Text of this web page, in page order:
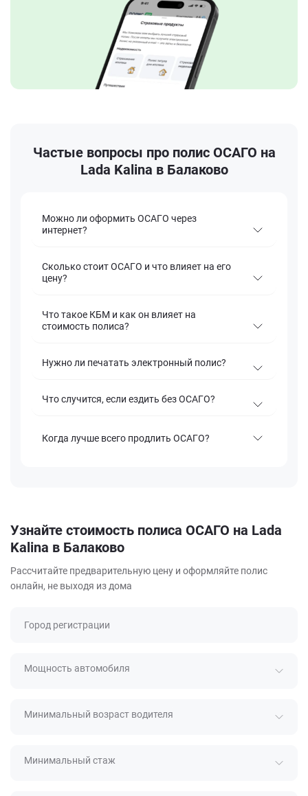
Частые вопросы про полис ОСАГО на
Lada Kalina в Балаково
Можно ли оформить ОСАГО через
интернет?
Сколько стоит ОСАГО и что влияет на его
цену?
Что такое КБМ и как он влияет на
стоимость полиса?
Нужно ли печатать электронный полис?
Что случится, если ездить без ОСАГО?
Когда лучше всего продлить ОСАГО?
Узнайте стоимость полиса ОСАГО на Lada
Kalina в Балаково
Рассчитайте предварительную цену и оформляйте полис
онлайн, не выходя из дома
Город регистрации
Мощность автомобиля
Минимальный возраст водителя
Минимальный стаж